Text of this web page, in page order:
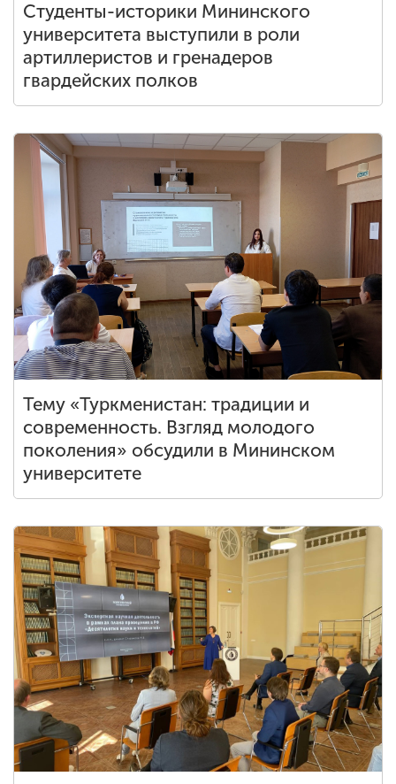
Другие виды
деятельности
Студенческая жизнь
Сведения об
образовательной
организации
ENG SPN
Приемная
комиссия
Студенты-историки Мининского
университета выступили в роли
артиллеристов и гренадеров
гвардейских полков
Тему «Туркменистан: традиции и
современность. Взгляд молодого
поколения» обсудили в Мининском
университете